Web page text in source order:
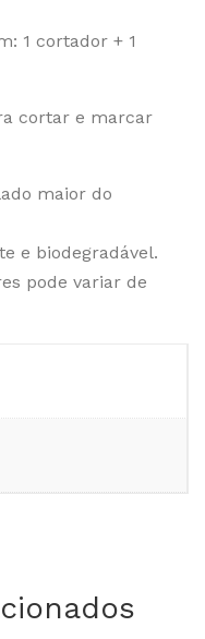
1 cortador + 1
cortar e marcar
maior do
e biodegradável.
pode variar de